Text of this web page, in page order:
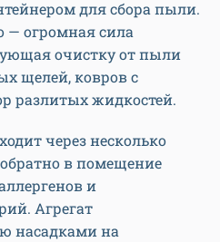
для сбора пыли.
— огромная сила
очистку от пыли
щелей, ковров с
разлитых жидкостей.
через несколько
в помещение
и
Агрегат
насадками на